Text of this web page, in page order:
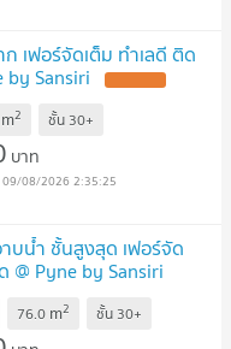
เฟอร์จัดเต็ม ทำเลดี ติด
by Sansiri
m2 ชั้น 30+
บาท
09/08/2026 2:35:25
บน้ำ ชั้นสูงสุด เฟอร์จัด
@ Pyne by Sansiri
76.0 m2 ชั้น 30+